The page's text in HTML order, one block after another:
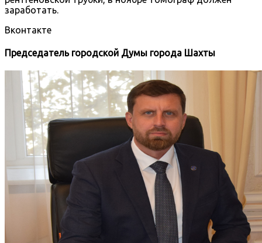
заработать.
Вконтакте
Председатель городской Думы города Шахты